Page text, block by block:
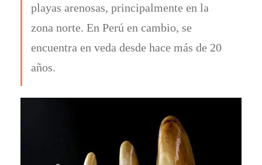
playas arenosas, principalmente en la
zona norte. En Perú en cambio, se
encuentra en veda desde hace más de 20
años.